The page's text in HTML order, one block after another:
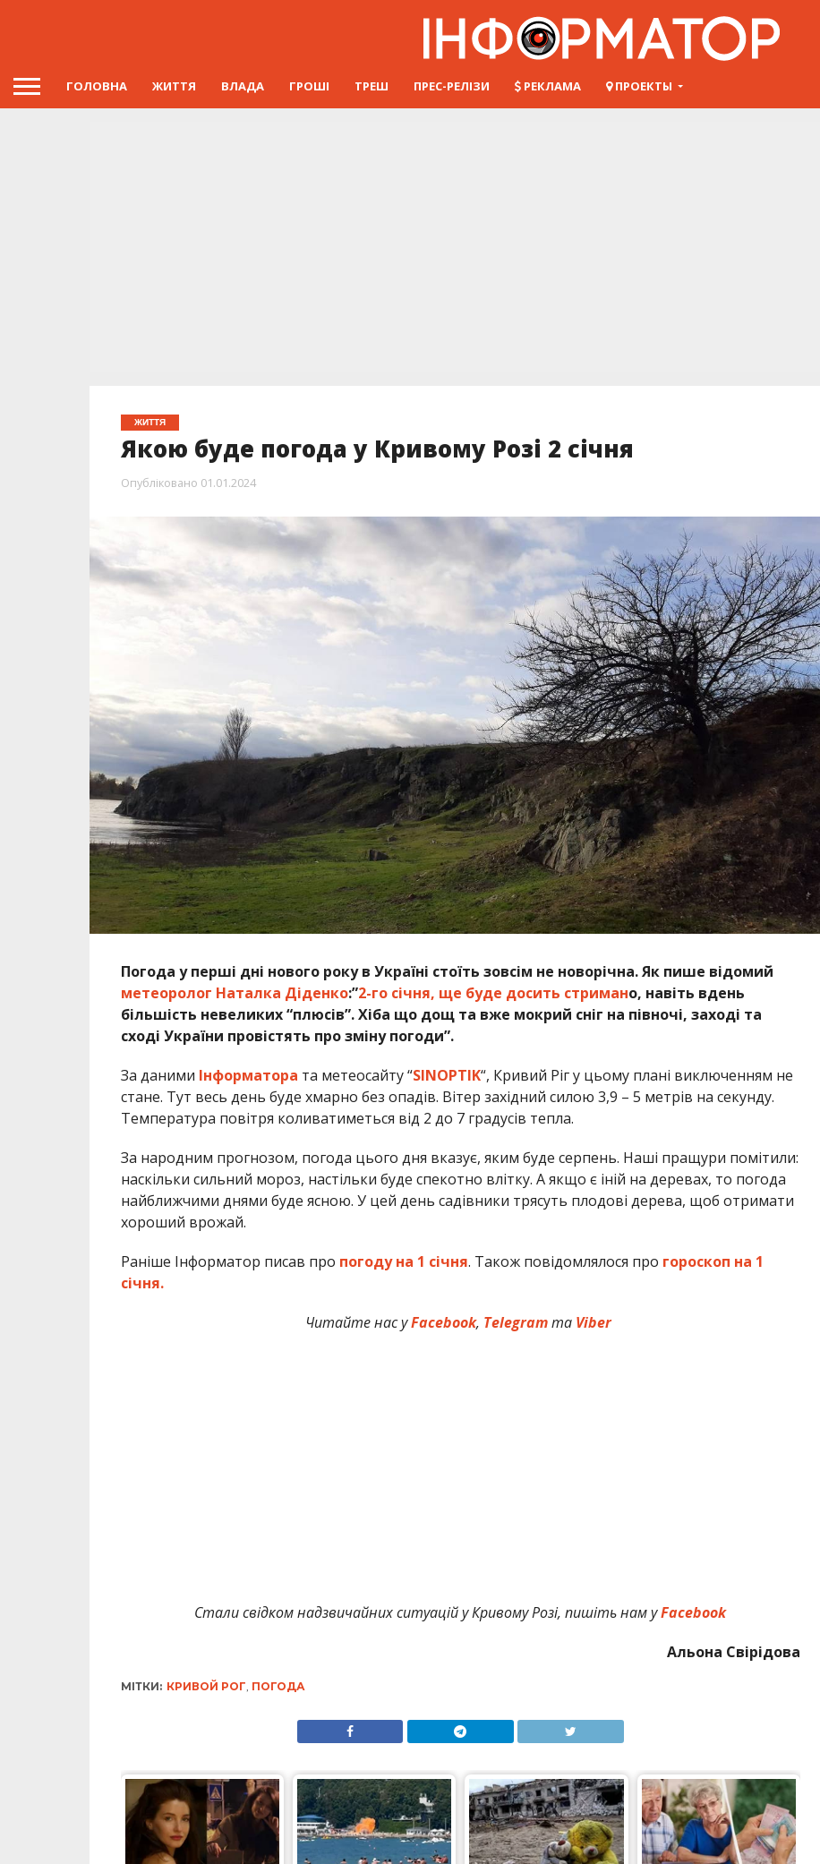
ГОЛОВНА ЖИТТЯ ВЛАДА ГРОШІ ТРЕШ ПРЕС-РЕЛІЗИ РЕКЛАМА ПРОЕКТЫ
ЖИТТЯ
Якою буде погода у Кривому Розі 2 січня
Опубліковано 01.01.2024
Погода у перші дні нового року в Україні стоїть зовсім не новорічна. Як пише відомий
метеоролог Наталка Діденко:”2-го січня, ще буде досить стримано, навіть вдень
більшість невеликих “плюсів”. Хіба що дощ та вже мокрий сніг на півночі, заході та
сході України провістять про зміну погоди”.
За даними Інформатора та метеосайту “SINOPTIK“, Кривий Ріг у цьому плані виключенням не
стане. Тут весь день буде хмарно без опадів. Вітер західний силою 3,9 – 5 метрів на секунду.
Температура повітря коливатиметься від 2 до 7 градусів тепла.
За народним прогнозом, погода цього дня вказує, яким буде серпень. Наші пращури помітили:
наскільки сильний мороз, настільки буде спекотно влітку. А якщо є іній на деревах, то погода
найближчими днями буде ясною. У цей день садівники трясуть плодові дерева, щоб отримати
хороший врожай.
Раніше Інформатор писав про погоду на 1 січня. Також повідомлялося про гороскоп на 1
січня.
Читайте нас уFacebook, Telegramта Viber
Стали свідком надзвичайних ситуацій у Кривому Розі, пишіть нам уFacebook
Альона Свірідова
МІТКИ: КРИВОЙ РОГ, ПОГОДА